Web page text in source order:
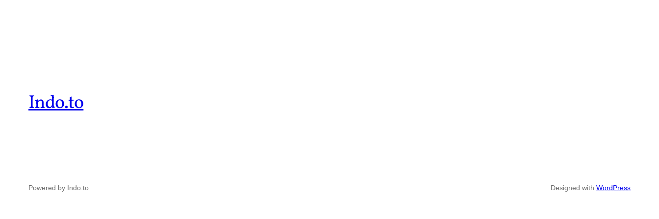
Indo.to
Powered by Indo.to Designed with WordPress